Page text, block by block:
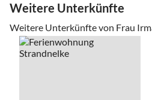
Weitere Unterkünfte
Weitere Unterkünfte von Frau